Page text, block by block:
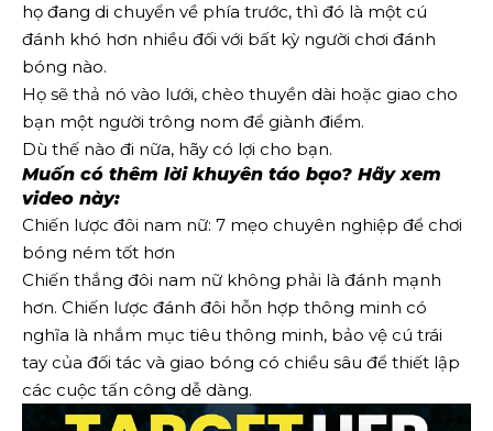
họ đang di chuyển về phía trước, thì đó là một cú
đánh khó hơn nhiều đối với bất kỳ người chơi đánh
bóng nào.
Họ sẽ thả nó vào lưới, chèo thuyền dài hoặc giao cho
bạn một người trông nom để giành điểm.
Dù thế nào đi nữa, hãy có lợi cho bạn.
Muốn có thêm lời khuyên táo bạo? Hãy xem
video này:
Chiến lược đôi nam nữ: 7 mẹo chuyên nghiệp để chơi
bóng ném tốt hơn
Chiến thắng đôi nam nữ không phải là đánh mạnh
hơn. Chiến lược đánh đôi hỗn hợp thông minh có
nghĩa là nhắm mục tiêu thông minh, bảo vệ cú trái
tay của đối tác và giao bóng có chiều sâu để thiết lập
các cuộc tấn công dễ dàng.